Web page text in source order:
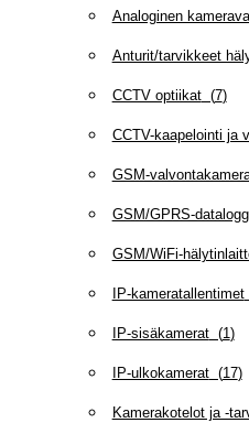
Analoginen
Anturit/tarvikkeet
CCTV optiikat(7)
CCTV-kaapelointi ja
GSM-
GSM/GPRS-
GSM/WiFi-
IP-kameratallentimet
IP-sisäkamerat(1)
IP-ulkokamerat(17)
Kamerakotelot ja -